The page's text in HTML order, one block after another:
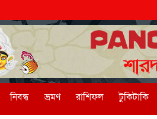
নিবন্ধ ভ্রমণ রাশিফল টুকিটাকি